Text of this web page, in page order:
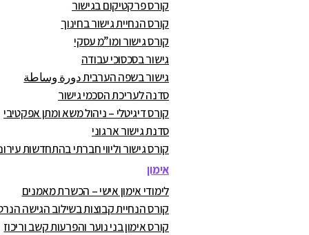
קורס פרקטיקום בגישור
קורס הנחיית גישור בחינוך
קורס גישור ומו”מ עסקי
גישור בסכסוכי עבודה
גישור בשפה הערבית دورة وساطة
סדנה לעריכת הסכמי גישור
קורס דיגיטלי – ניהול משא ומתן אפקטיבי
סדנת גישור ארגוני
קורס גישור וליווי חברתי בהתחדשות
אימון
לימודי אימון אישי – הכשרת מאמנים
קורס הנחיית קבוצות בשילוב הגישה
קורס אימון בני נוער והפרעות קשב וריכוז